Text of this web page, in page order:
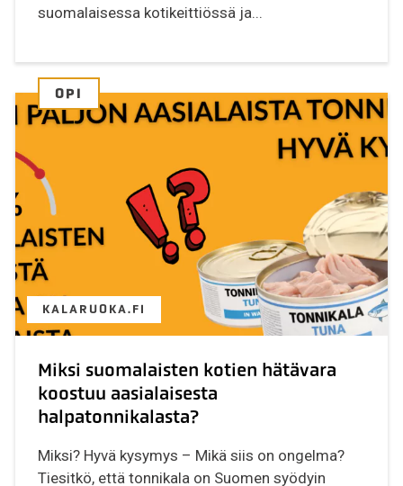
suomalaisessa kotikeittiössä ja...
OPI
KALARUOKA.FI
Miksi suomalaisten kotien hätävara
koostuu aasialaisesta
halpatonnikalasta?
Miksi? Hyvä kysymys – Mikä siis on ongelma?
Tiesitkö, että tonnikala on Suomen syödyin